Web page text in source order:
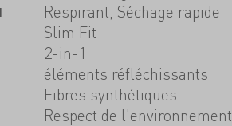
Respirant, Séchage rapide
Slim Fit
2-in-1
éléments réfléchissants
Fibres synthétiques
Respect de l'environnement